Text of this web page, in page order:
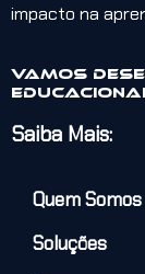
impacto na
Vamos
Saiba Mais:
Quem Somos
Soluções